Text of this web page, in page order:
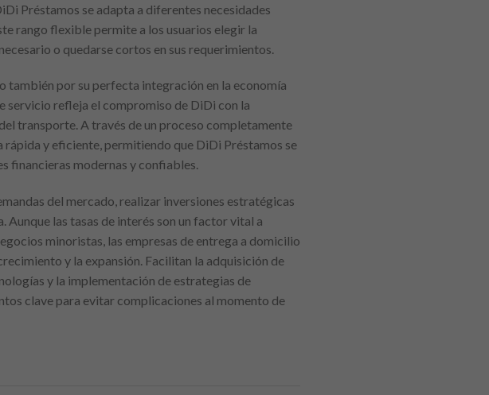
Préstamos se adapta a diferentes necesidades
rango flexible permite a los usuarios elegir la
o quedarse cortos en sus requerimientos.
también por su perfecta integración en la economía
servicio refleja el compromiso de DiDi con la
transporte. A través de un proceso completamente
y eficiente, permitiendo que DiDi Préstamos se
financieras modernas y confiables.
del mercado, realizar inversiones estratégicas
Aunque las tasas de interés son un factor vital a
minoristas, las empresas de entrega a domicilio
y la expansión. Facilitan la adquisición de
y la implementación de estrategias de
clave para evitar complicaciones al momento de